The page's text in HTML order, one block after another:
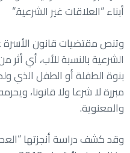
أبناء “العلاقات غير الشرعية“.
وتنص مقتضيات قانون الأسرة
الشرعية بالنسبة للأب، أي أثر
بنوة الطفلة أو الطفل الذي ولد
مبررة لا شرعا ولا قانونا،
والمعنوية.
وقد كشف دراسة أنجزتها